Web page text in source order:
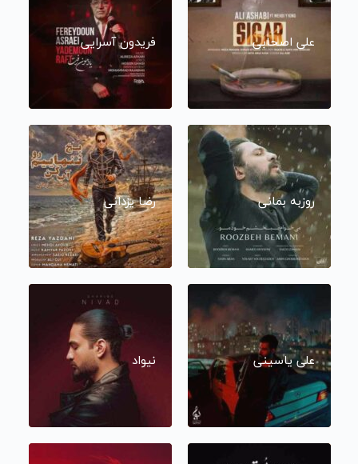
علی اصحابی فریدون آسرایی
روزبه بمانی رضا یزدانی
علی یاسینی نیواد